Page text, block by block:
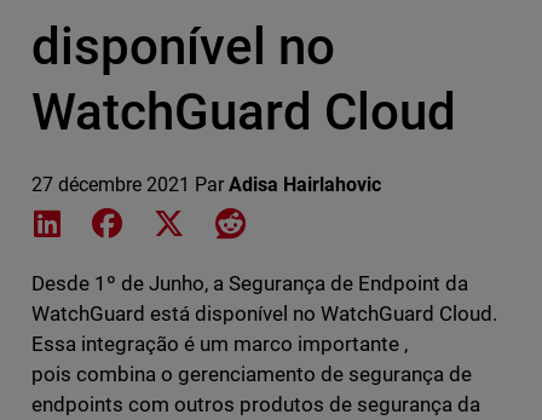
disponível no
WatchGuard Cloud
27 décembre 2021 Par Adisa Hairlahovic
Share on LinkedIn
Share on Facebook
Share on XShare on Reddit
Desde 1º de Junho, a Segurança de Endpoint da
WatchGuard está disponível no WatchGuard Cloud.
Essa integração é um marco importante ,
pois combina o gerenciamento de segurança de
endpoints com outros produtos de segurança da